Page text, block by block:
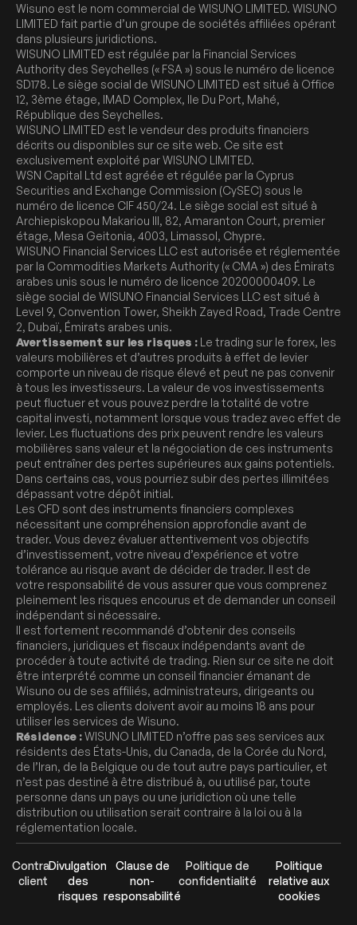
Wisuno est le nom commercial de WISUNO LIMITED. WISUNO
LIMITED fait partie d’un groupe de sociétés affiliées opérant
dans plusieurs juridictions.
WISUNO LIMITED est régulée par la Financial Services
Authority des Seychelles (« FSA ») sous le numéro de licence
SD178. Le siège social de WISUNO LIMITED est situé à Office
12, 3ème étage, IMAD Complex, Ile Du Port, Mahé,
République des Seychelles.
WISUNO LIMITED est le vendeur des produits financiers
décrits ou disponibles sur ce site web. Ce site est
exclusivement exploité par WISUNO LIMITED.
WSN Capital Ltd est agréée et régulée par la Cyprus
Securities and Exchange Commission (CySEC) sous le
numéro de licence CIF 450/24. Le siège social est situé à
Archiepiskopou Makariou III, 82, Amaranton Court, premier
étage, Mesa Geitonia, 4003, Limassol, Chypre.
WISUNO Financial Services LLC est autorisée et réglementée
par la Commodities Markets Authority (« CMA ») des Émirats
arabes unis sous le numéro de licence 20200000409. Le
siège social de WISUNO Financial Services LLC est situé à
Level 9, Convention Tower, Sheikh Zayed Road, Trade Centre
2, Dubaï, Émirats arabes unis.
Avertissement sur les risques : Le trading sur le forex, les
valeurs mobilières et d’autres produits à effet de levier
comporte un niveau de risque élevé et peut ne pas convenir
à tous les investisseurs. La valeur de vos investissements
peut fluctuer et vous pouvez perdre la totalité de votre
capital investi, notamment lorsque vous tradez avec effet de
levier. Les fluctuations des prix peuvent rendre les valeurs
mobilières sans valeur et la négociation de ces instruments
peut entraîner des pertes supérieures aux gains potentiels.
Dans certains cas, vous pourriez subir des pertes illimitées
dépassant votre dépôt initial.
Les CFD sont des instruments financiers complexes
nécessitant une compréhension approfondie avant de
trader. Vous devez évaluer attentivement vos objectifs
d’investissement, votre niveau d’expérience et votre
tolérance au risque avant de décider de trader. Il est de
votre responsabilité de vous assurer que vous comprenez
pleinement les risques encourus et de demander un conseil
indépendant si nécessaire.
Il est fortement recommandé d’obtenir des conseils
financiers, juridiques et fiscaux indépendants avant de
procéder à toute activité de trading. Rien sur ce site ne doit
être interprété comme un conseil financier émanant de
Wisuno ou de ses affiliés, administrateurs, dirigeants ou
employés. Les clients doivent avoir au moins 18 ans pour
utiliser les services de Wisuno.
Résidence :WISUNO LIMITED n’offre pas ses services aux
résidents des États-Unis, du Canada, de la Corée du Nord,
de l’Iran, de la Belgique ou de tout autre pays particulier, et
n’est pas destiné à être distribué à, ou utilisé par, toute
personne dans un pays ou une juridiction où une telle
distribution ou utilisation serait contraire à la loi ou à la
réglementation locale.
Contrat
client
Divulgation
des
risques
Clause de
non-
responsabilité
Politique de
confidentialité
Politique
relative aux
cookies